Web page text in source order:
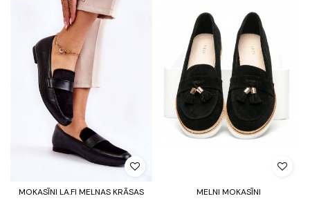
MOKASĪNI LA.FI MELNAS KRĀSAS MELNI MOKASĪNI